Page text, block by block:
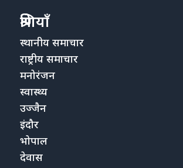
श्रेणियाँ
स्थानीय समाचार
राष्ट्रीय समाचार
मनोरंजन
स्वास्थ्य
उज्जैन
इंदौर
भोपाल
देवास